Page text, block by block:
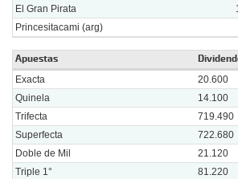
El Gran Pirata
Princesitacami (arg)
Apuestas
Exacta
20.600
Quinela
14.100
Trifecta
719.490
Superfecta
722.680
Doble de Mil
21.120
Triple 1°
81.220